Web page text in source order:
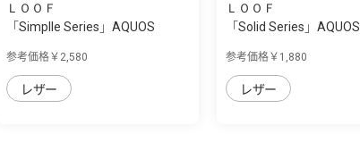
ＬＯＯＦ
「Simplle Series」AQUOS
参考価格￥2,580
レザー
ＬＯＯＦ
「Solid Series」AQUOS
参考価格￥1,880
レザー